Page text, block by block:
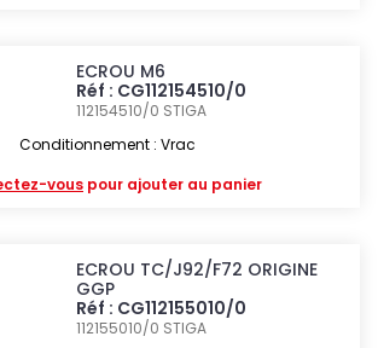
ECROU M6
Réf : CG112154510/0
112154510/0 STIGA
Conditionnement : Vrac
vous pour ajouter au panier
ECROU TC/J92/F72 ORIGINE
GGP
Réf : CG112155010/0
112155010/0 STIGA